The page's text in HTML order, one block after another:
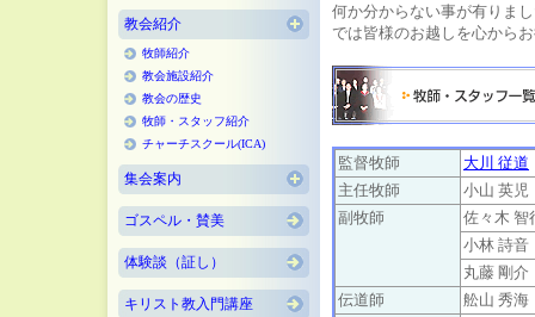
教会紹介
牧師紹介
教会施設紹介
教会の歴史
牧師・スタッフ紹介
チャーチスクール(ICA)
集会案内
ゴスペル・賛美
体験談（証し）
キリスト教入門講座
何か分からない事が有りま
では皆様のお越しを心から
監督牧師 大川 従道
主任牧師
小山 英児
副牧師
佐々木 智
小林 詩音
丸藤 剛介
伝道師
舩山 秀海